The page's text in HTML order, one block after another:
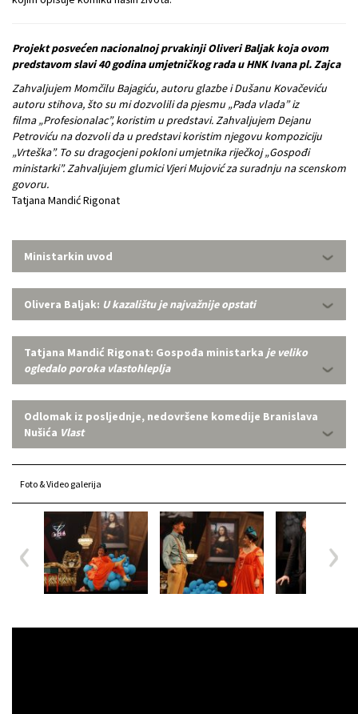
Projekt posvećen nacionalnoj prvakinji Oliveri Baljak koja ovom
predstavom slavi 40 godina umjetničkog rada u HNK Ivana pl. Zajca
Zahvaljujem Momčilu Bajagiću, autoru glazbe i Dušanu Kovačeviću
autoru stihova, što su midozvolili da pjesmu „Pada vlada” iz
filma„Profesionalac”, koristim u predstavi. Zahvaljujem Dejanu
Petroviću na dozvoli da u predstavi koristim njegovu kompoziciju
„Vrteška”. To su dragocjeni pokloni umjetnika riječkoj „Gospođi
ministarki”. Zahvaljujem glumici Vjeri Mujović za suradnju na scenskom
govoru.
Tatjana Mandić Rigonat
Ministarkin uvod
Olivera Baljak: U kazalištu je najvažnije opstati
Tatjana Mandić Rigonat: Gospođa ministarka je veliko
ogledalo poroka vlastohleplja
Odlomak iz posljednje, nedovršene komedije Branislava
Nušića Vlast
Foto & Video galerija